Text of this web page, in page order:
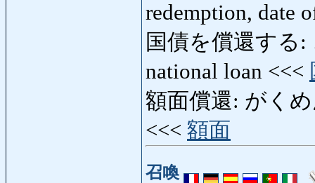
redemption, date
国債を償還する:
national loan <<<
額面償還: がくめ
<<< 額面
召喚